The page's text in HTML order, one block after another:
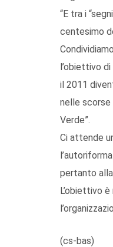
“E tra i
centesimo
l’obiettivo
il 2011
nelle scorse
Verde”.
Ci attende
pertanto
L’obiettivo
(cs-bas)